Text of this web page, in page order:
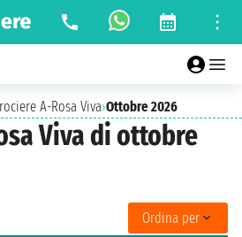
A-Rosa Viva›Ottobre 2026
Viva di ottobre
Ordina per